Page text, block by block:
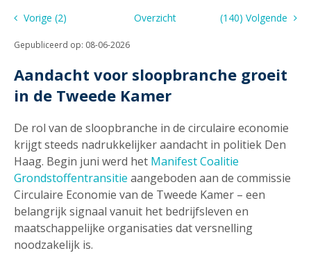
Vorige (2) Overzicht (140) Volgende
Gepubliceerd op: 08-06-2026
Aandacht voor sloopbranche groeit
in de Tweede Kamer
De rol van de sloopbranche in de circulaire economie
krijgt steeds nadrukkelijker aandacht in politiek Den
Haag. Begin juni werd het Manifest Coalitie
Grondstoffentransitie aangeboden aan de commissie
Circulaire Economie van de Tweede Kamer – een
belangrijk signaal vanuit het bedrijfsleven en
maatschappelijke organisaties dat versnelling
noodzakelijk is.